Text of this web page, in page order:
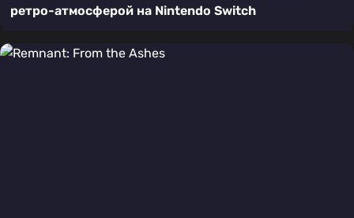
ретро-атмосферой на Nintendo Switch